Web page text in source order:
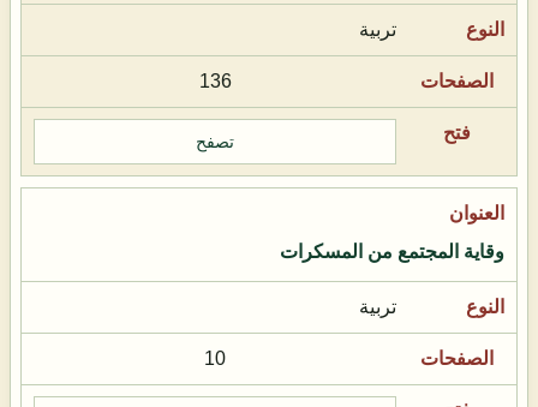
تربية
136
تصفح
وقاية المجتمع من المسكرات
تربية
10